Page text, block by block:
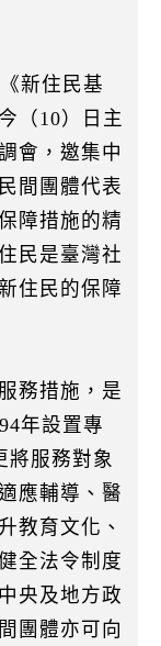
新住民基
（10）日主
會，邀集中
間團體代表
障措施的精
民是臺灣社
住民的保障
務措施，是
年設置專
將服務對象
應輔導、醫
教育文化、
全法令制度
央及地方政
團體亦可向